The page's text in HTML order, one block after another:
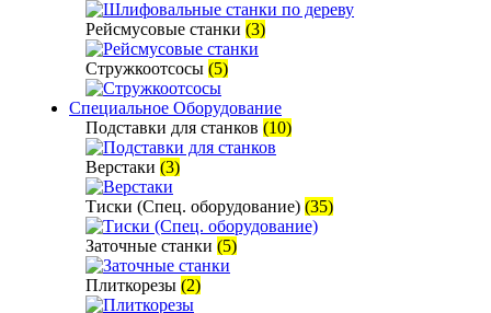
Рейсмусовые станки (3)
Стружкоотсосы (5)
Специальное Оборудование
Подставки для станков (10)
Верстаки (3)
Тиски (Спец. оборудование) (35)
Заточные станки (5)
Плиткорезы (2)